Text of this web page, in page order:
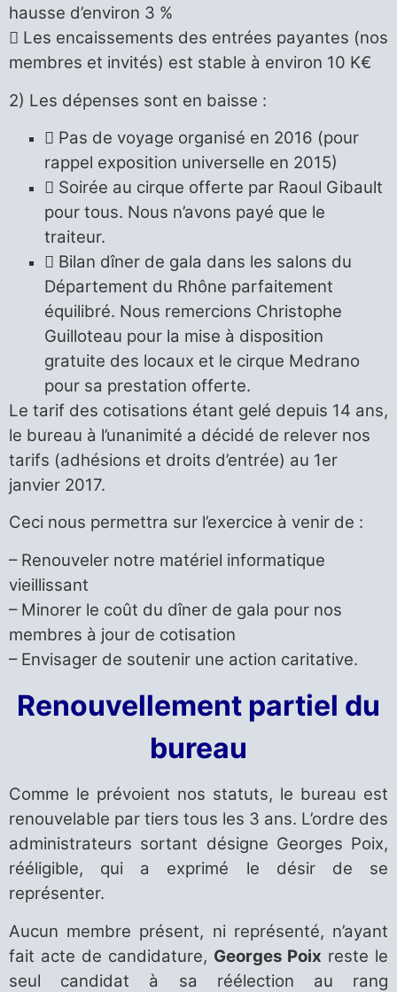
hausse d’environ 3 %
 Les encaissements des entrées payantes (nos
membres et invités) est stable à environ 10 K€
2) Les dépenses sont en baisse :
 Pas de voyage organisé en 2016 (pour
rappel exposition universelle en 2015)
 Soirée au cirque offerte par Raoul Gibault
pour tous. Nous n’avons payé que le
traiteur.
 Bilan dîner de gala dans les salons du
Département du Rhône parfaitement
équilibré. Nous remercions Christophe
Guilloteau pour la mise à disposition
gratuite des locaux et le cirque Medrano
pour sa prestation offerte.
Le tarif des cotisations étant gelé depuis 14 ans,
le bureau à l’unanimité a décidé de relever nos
tarifs (adhésions et droits d’entrée) au 1er
janvier 2017.
Ceci nous permettra sur l’exercice à venir de :
– Renouveler notre matériel informatique
vieillissant
– Minorer le coût du dîner de gala pour nos
membres à jour de cotisation
– Envisager de soutenir une action caritative.
Renouvellement partiel du
bureau
Comme le prévoient nos statuts, le bureau est
renouvelable par tiers tous les 3 ans. L’ordre des
administrateurs sortant désigne Georges Poix,
rééligible, qui a exprimé le désir de se
représenter.
Aucun membre présent, ni représenté, n’ayant
fait acte de candidature, Georges Poix reste le
seul candidat à sa réélection au rang